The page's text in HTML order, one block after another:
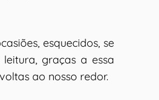
esquecidos, se
graças a essa
ao nosso redor.